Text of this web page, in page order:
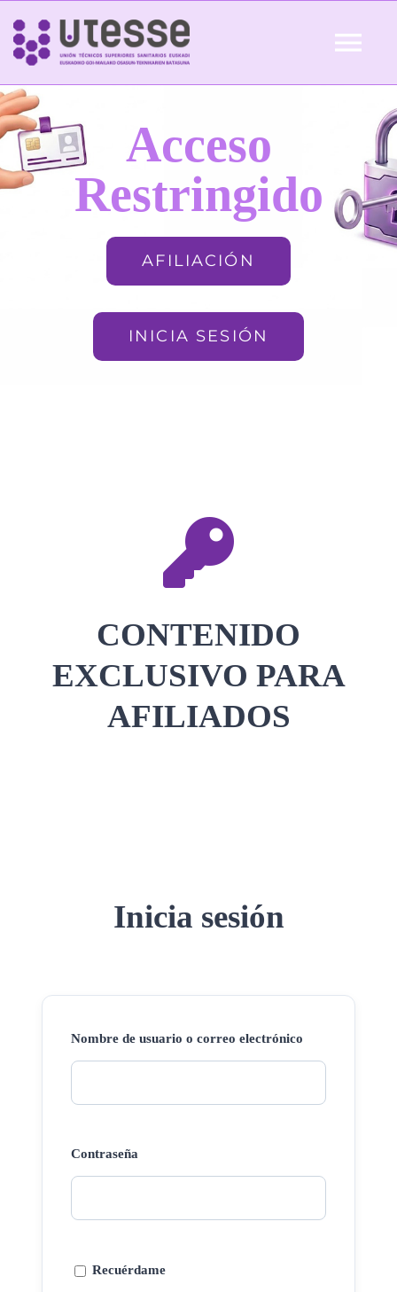
Skip
content
Inicio
QUIÉNES SOMOS Acceso
Restringido
AFILIACIÓN
INICIA SESIÓN
CONTENIDO
EXCLUSIVO PARA
AFILIADOS
Inicia sesión
Nombre de usuario o correo electrónico
Contraseña
Recuérdame